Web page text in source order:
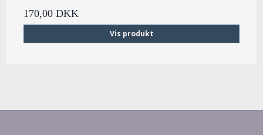
170,00 DKK
Vis produkt